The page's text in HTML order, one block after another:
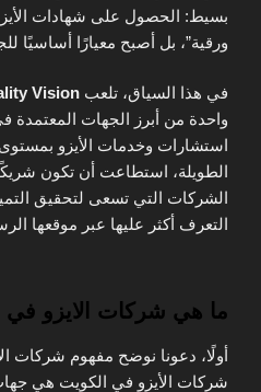
بسيط: الحصول على شهادات
ورقية”، بل أصبح معيارًا أساسيًا
في هذا السياق، تلعب Vision
واحدة من أبرز الجهات المعتمدة
استشارات وخدمات الأيزو
الطويلة، استطاعت أن تكون
الشركات التي تسعى لتحقيق
التعرف أكثر عليها عبر موقعها
ما هي شركات الايزو في
أولًا، دعونا نوضح مفهوم شركات
شركات الأيزو في الكويت هي